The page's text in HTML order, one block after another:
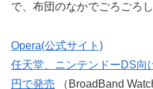
で、布団のなかでごろごろ
Opera(公式サイト)
任天堂、ニンテンドーDS向
円で発売 （BroadBand